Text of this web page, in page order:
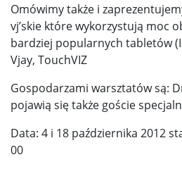
Omówimy także i
vj’skie które wykorzystują moc
bardziej popularnych tabletów
Vjay, TouchVIZ
Gospodarzami warsztatów są:
pojawią się także goście
Data: 4 i 18 października 2012
00